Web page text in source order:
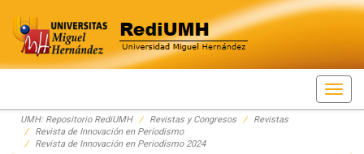
Skip
navigation
UMH: Repositorio RediUMH Revistas y Congresos
Revistas
Revista de Innovación en Periodismo
Revista de Innovación en Periodismo 2024